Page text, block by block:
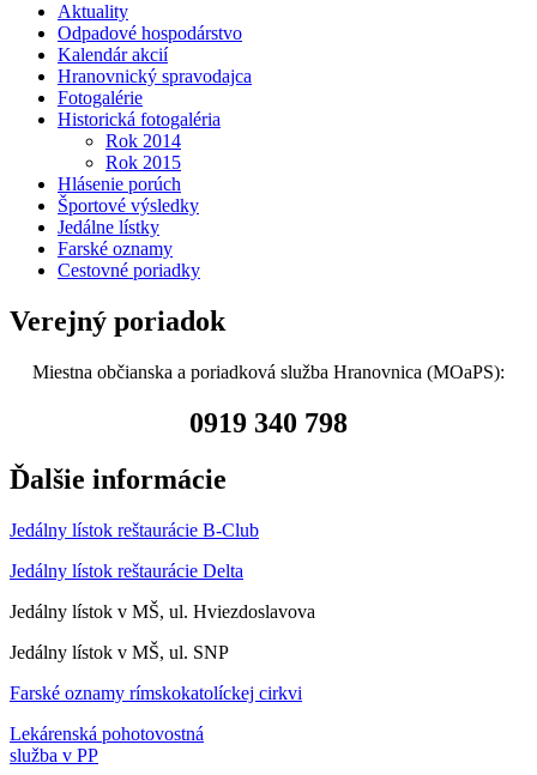
Aktuality
Odpadové hospodárstvo
Kalendár akcií
Hranovnický spravodajca
Fotogalérie
Historická fotogaléria
Rok 2014
Rok 2015
Hlásenie porúch
Športové výsledky
Jedálne lístky
Farské oznamy
Cestovné poriadky
Verejný poriadok
Miestna občianska a poriadková služba Hranovnica (MOaPS):
0919 340 798
Ďalšie informácie
Jedálny lístok reštaurácie B-Club
Jedálny lístok reštaurácie Delta
Jedálny lístok v MŠ, ul. Hviezdoslavova
Jedálny lístok v MŠ, ul. SNP
Farské oznamy rímskokatolíckej cirkvi
Lekárenská pohotovostná
služba v PP